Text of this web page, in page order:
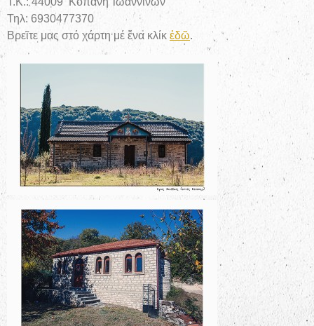
Τηλ: 6930477370
Βρεῖτε μας στό χάρτη μέ ἕνα κλίκ ἐδῶ.